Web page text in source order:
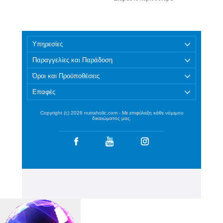
Υπηρεσίες
Παραγγελίες και Παράδοση
Όροι και Προϋποθέσεις
Επαφές
Copyright (c) 2026 nutraholic.com - Με επιφύλαξη κάθε νόμιμου
δικαιώματος μας.